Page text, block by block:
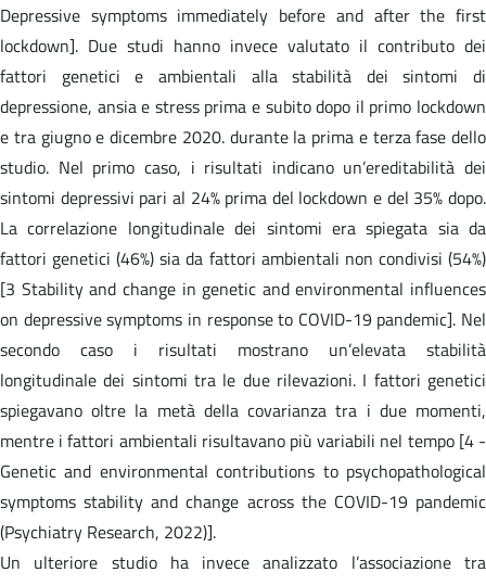
Depressive symptoms immediately before and after the first
lockdown]. Due studi hanno invece valutato il contributo dei
fattori genetici e ambientali alla stabilità dei sintomi di
depressione, ansia e stress prima e subito dopo il primo lockdown
e tra giugno e dicembre 2020. durante la prima e terza fase dello
studio. Nel primo caso, i risultati indicano un’ereditabilità dei
sintomi depressivi pari al 24% prima del lockdown e del 35% dopo.
La correlazione longitudinale dei sintomi era spiegata sia da
fattori genetici (46%) sia da fattori ambientali non condivisi (54%)
[3 Stability and change in genetic and environmental influences
on depressive symptoms in response to COVID-19 pandemic]. Nel
secondo caso i risultati mostrano un’elevata stabilità
longitudinale dei sintomi tra le due rilevazioni. I fattori genetici
spiegavano oltre la metà della covarianza tra i due momenti,
mentre i fattori ambientali risultavano più variabili nel tempo [4 -
Genetic and environmental contributions to psychopathological
symptoms stability and change across the COVID-19 pandemic
(Psychiatry Research, 2022)].
Un ulteriore studio ha invece analizzato l’associazione tra